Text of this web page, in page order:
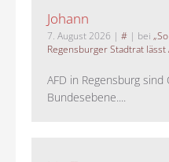
Johann
7. August 2026 | # | bei
Regensburger Stadtrat
AFD in Regensburg
Bundesebene....